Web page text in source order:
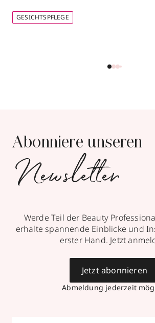
GESICHTSPFLEGE
Abonniere unseren
Newsletter
Werde Teil der Beauty
erhalte spannende Einblicke und
erster Hand. Jetzt
Abmeldung jederzeit
Jetzt abonnieren